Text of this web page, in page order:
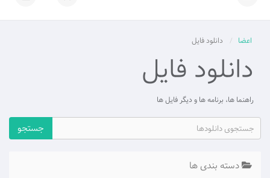
اعضا دانلود فایل
دانلود فایل
راهنما ها، برنامه ها و دیگر فایل ها
دسته بندی ها